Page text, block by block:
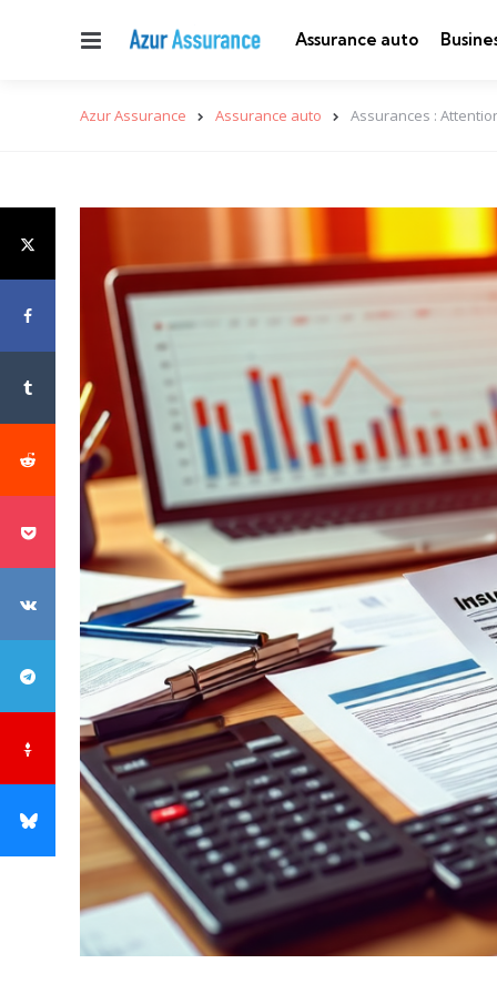
Menu Assurance auto
Azur Assurance Assurance auto Assurances :